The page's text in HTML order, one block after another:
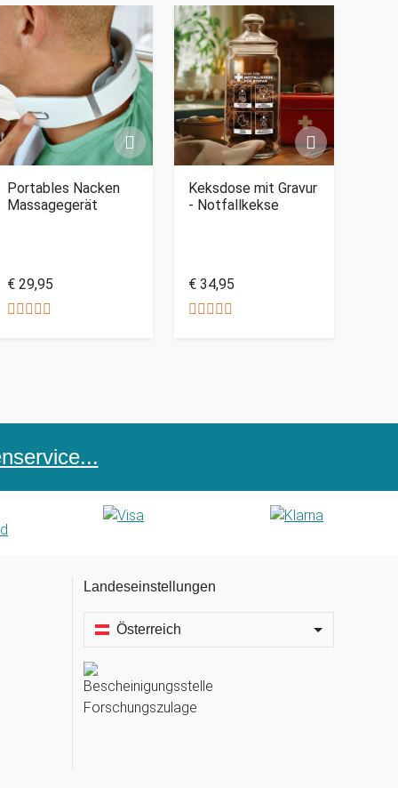
Portables Nacken
Massagegerät
€ 29,95
Keksdose mit Gravur
- Notfallkekse
€ 34,95
Landeseinstellungen
Österreich